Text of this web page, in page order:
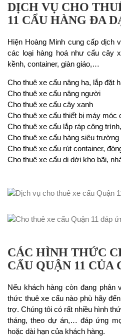
DỊCH VỤ CHO
11 CẨU HÀNG ĐA
Hiện Hoàng Minh cung cấp dịch
các loại hàng hoá như cẩu cây
kềnh, container, giàn giáo,…
Cho thuê xe cẩu nâng hạ, lắp đặt
Cho thuê xe cẩu nâng người
Cho thuê xe cẩu cây xanh
Cho thuê xe cẩu thiết bị máy móc
Cho thuê xe cẩu lắp ráp công
Cho thuê xe cẩu hàng siêu trường
Cho thuê xe cẩu rút container,
Cho thuê xe cẩu di dời kho bãi,
CÁC HÌNH THỨC
CẨU QUẬN 11 CỦA
Nếu khách hàng còn đang phân
thức thuê xe cẩu nào phù hãy
trợ. Chúng tôi có rất nhiều hình
tháng, theo dự án,… đáp ứng
hoặc dài hạn của khách hàng.